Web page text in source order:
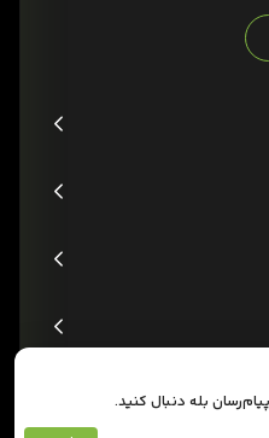
است.
بله دنبال کنید.